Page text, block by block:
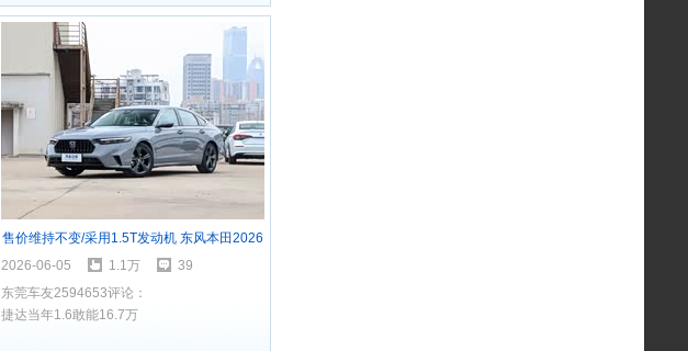
售价维持不变/采用1.5T发动机 东风本田2026
款英仕派上市
2026-06-05 1.1万
39
东莞车友2594653评论：
捷达当年1.6敢能16.7万